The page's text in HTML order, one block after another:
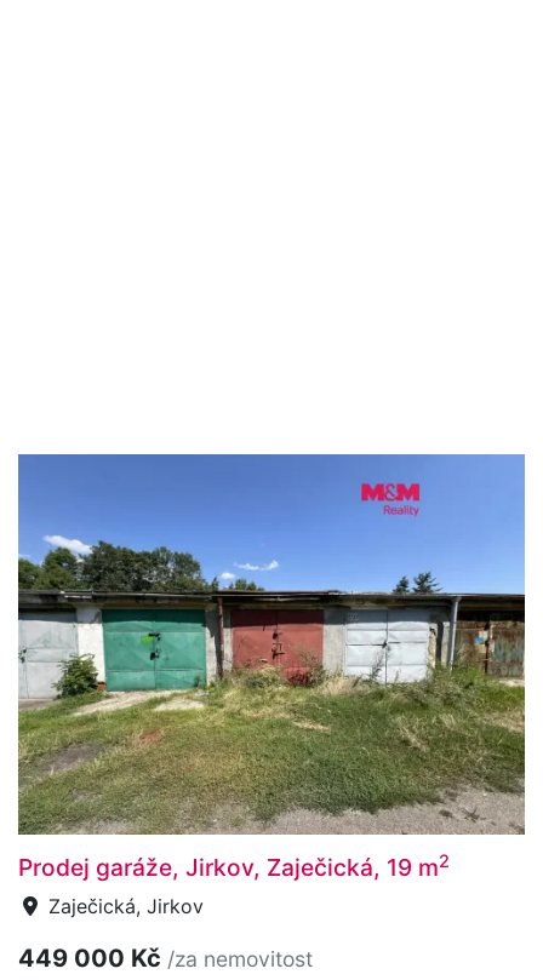
Prodej garáže, Jirkov, Zaječická, 19 m2
Zaječická, Jirkov
449 000 Kč /za nemovitost